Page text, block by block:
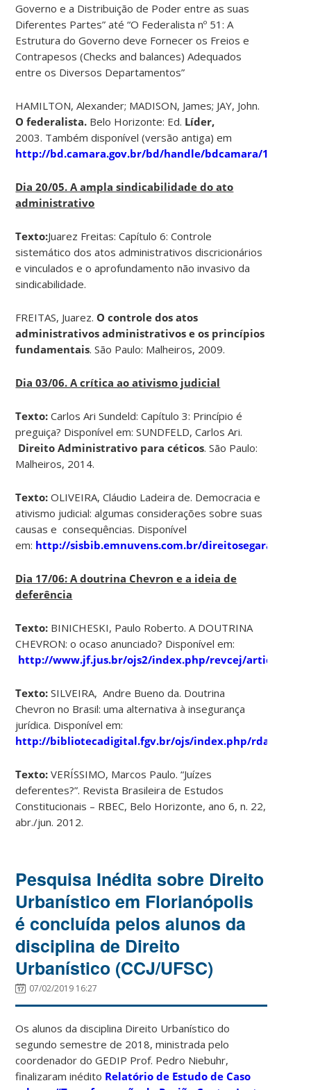
Governo e a Distribuição de Poder entre as suas
Diferentes Partes” até “O Federalista nº 51: A
Estrutura do Governo deve Fornecer os Freios e
Contrapesos (Checks and balances) Adequados
entre os Diversos Departamentos”
HAMILTON, Alexander; MADISON, James; JAY, John.
O federalista. Belo Horizonte: Ed. Líder,
2003. Também disponível (versão antiga) em
http://bd.camara.gov.br/bd/handle/bdcamara/17661
Dia 20/05. A ampla sindicabilidade do ato
administrativo
Texto:Juarez Freitas: Capítulo 6: Controle
sistemático dos atos administrativos discricionários
e vinculados e o aprofundamento não invasivo da
sindicabilidade.
FREITAS, Juarez. O controle dos atos
administrativos administrativos e os princípios
fundamentais. São Paulo: Malheiros, 2009.
Dia 03/06. A crítica ao ativismo judicial
Texto: Carlos Ari Sundeld: Capítulo 3: Princípio é
preguiça? Disponível em: SUNDFELD, Carlos Ari.
Direito Administrativo para céticos. São Paulo:
Malheiros, 2014.
Texto: OLIVEIRA, Cláudio Ladeira de. Democracia e
ativismo judicial: algumas considerações sobre suas
causas e consequências. Disponível
em: http://sisbib.emnuvens.com.br/direitosegarantias/
Dia 17/06: A doutrina Chevron e a ideia de
deferência
Texto: BINICHESKI, Paulo Roberto. A DOUTRINA
CHEVRON: o ocaso anunciado? Disponível em:
http://www.jf.jus.br/ojs2/index.php/revcej/article/
Texto: SILVEIRA, Andre Bueno da. Doutrina
Chevron no Brasil: uma alternativa à insegurança
jurídica. Disponível em:
http://bibliotecadigital.fgv.br/ojs/index.php/rda/
Texto: VERÍSSIMO, Marcos Paulo. “Juízes
deferentes?”. Revista Brasileira de Estudos
Constitucionais – RBEC, Belo Horizonte, ano 6, n. 22,
abr./jun. 2012.
Pesquisa Inédita sobre Direito
Urbanístico em Florianópolis
é concluída pelos alunos da
disciplina de Direito
Urbanístico (CCJ/UFSC)
07/02/2019 16:27
Os alunos da disciplina Direito Urbanístico do
segundo semestre de 2018, ministrada pelo
coordenador do GEDIP Prof. Pedro Niebuhr,
finalizaram inédito Relatório de Estudo de Caso